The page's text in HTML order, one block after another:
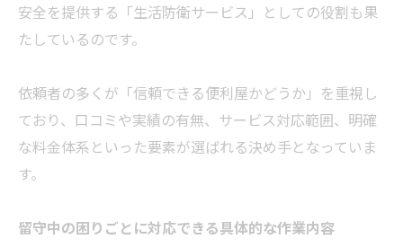
安全を提供する「生活防衛サービス」としての役割も果
たしているのです。
依頼者の多くが「信頼できる便利屋かどうか」を重視し
ており、口コミや実績の有無、サービス対応範囲、明確
な料金体系といった要素が選ばれる決め手となっていま
す。
留守中の困りごとに対応できる具体的な作業内容